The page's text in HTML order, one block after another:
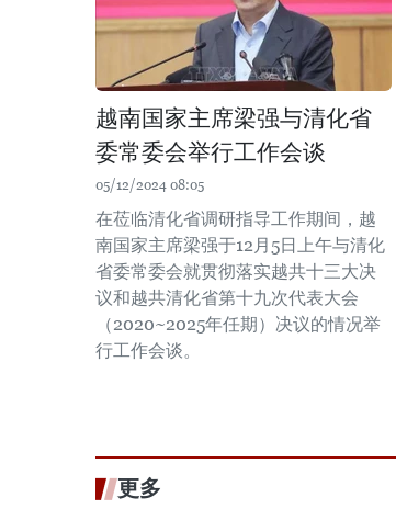
越南国家主席梁强与清化省
委常委会举行工作会谈
05/12/2024 08:05
在莅临清化省调研指导工作期间，越
南国家主席梁强于12月5日上午与清化
省委常委会就贯彻落实越共十三大决
议和越共清化省第十九次代表大会
（2020~2025年任期）决议的情况举
行工作会谈。
更多